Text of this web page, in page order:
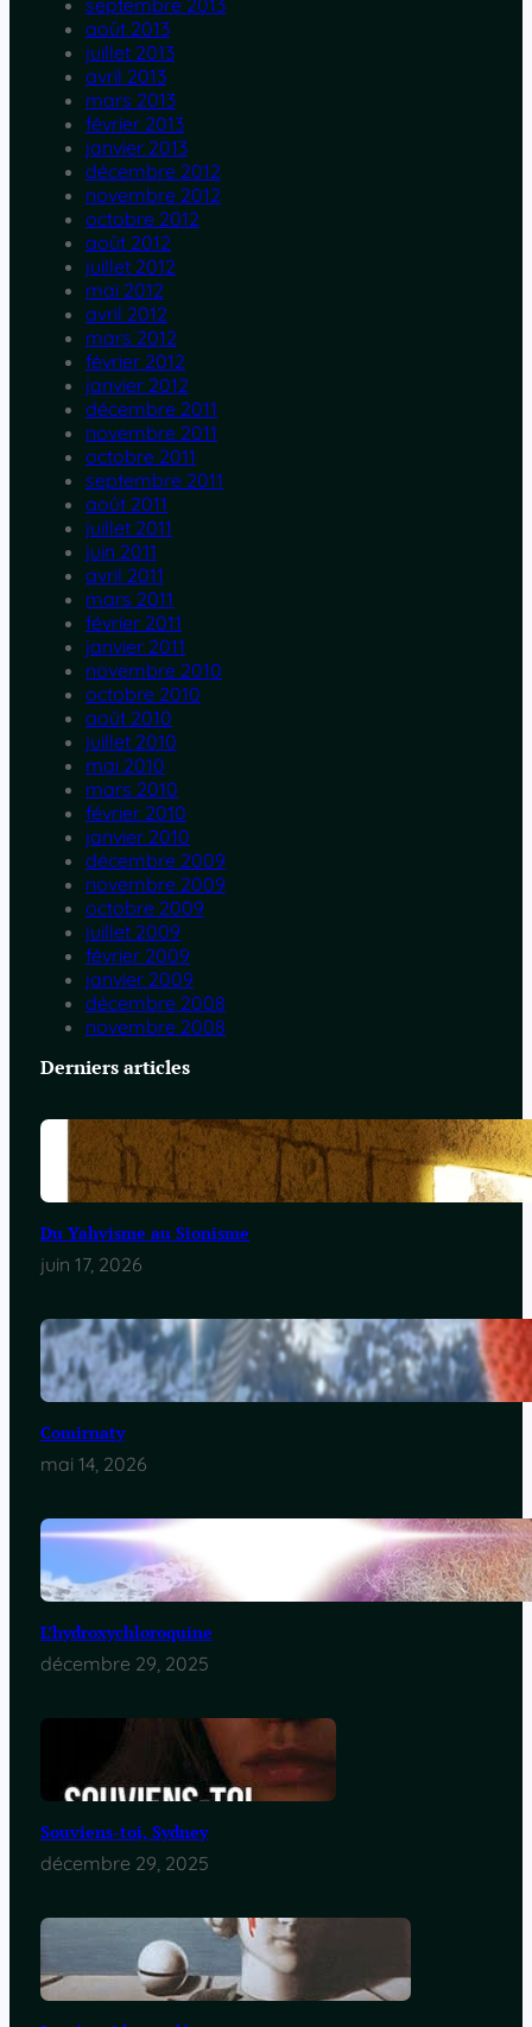
septembre 2013
août 2013
juillet 2013
avril 2013
mars 2013
février 2013
janvier 2013
décembre 2012
novembre 2012
octobre 2012
août 2012
juillet 2012
mai 2012
avril 2012
mars 2012
février 2012
janvier 2012
décembre 2011
novembre 2011
octobre 2011
septembre 2011
août 2011
juillet 2011
juin 2011
avril 2011
mars 2011
février 2011
janvier 2011
novembre 2010
octobre 2010
août 2010
juillet 2010
mai 2010
mars 2010
février 2010
janvier 2010
décembre 2009
novembre 2009
octobre 2009
juillet 2009
février 2009
janvier 2009
décembre 2008
novembre 2008
Derniers articles
Du Yahvisme au Sionisme
juin 17, 2026
Comirnaty
mai 14, 2026
L’hydroxychloroquine
décembre 29, 2025
Souviens-toi, Sydney
décembre 29, 2025